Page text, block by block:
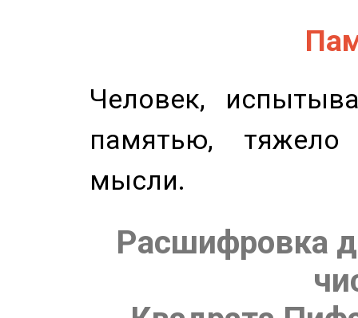
Человек,
памятью,
мысли.
Расшифровка